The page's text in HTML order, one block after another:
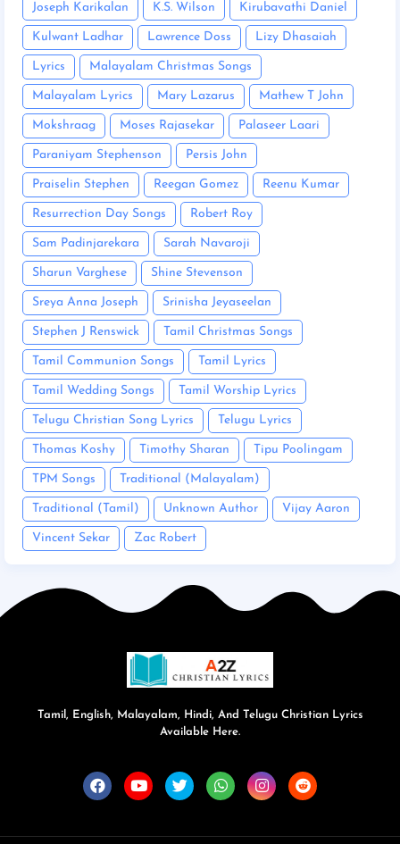
Joseph Karikalan K.S. Wilson Kirubavathi Daniel
Kulwant Ladhar Lawrence Doss Lizy Dhasaiah
Lyrics Malayalam Christmas Songs
Malayalam Lyrics Mary Lazarus Mathew T John
Mokshraag Moses Rajasekar Palaseer Laari
Paraniyam Stephenson Persis John
Praiselin Stephen Reegan Gomez Reenu Kumar
Resurrection Day Songs Robert Roy
Sam Padinjarekara Sarah Navaroji
Sharun Varghese Shine Stevenson
Sreya Anna Joseph Srinisha Jeyaseelan
Stephen J Renswick Tamil Christmas Songs
Tamil Communion Songs Tamil Lyrics
Tamil Wedding Songs Tamil Worship Lyrics
Telugu Christian Song Lyrics Telugu Lyrics
Thomas Koshy Timothy Sharan Tipu Poolingam
TPM Songs Traditional (Malayalam)
Traditional (Tamil) Unknown Author Vijay Aaron
Vincent Sekar Zac Robert
Tamil, English, Malayalam, Hindi, And Telugu Christian Lyrics
Available Here.